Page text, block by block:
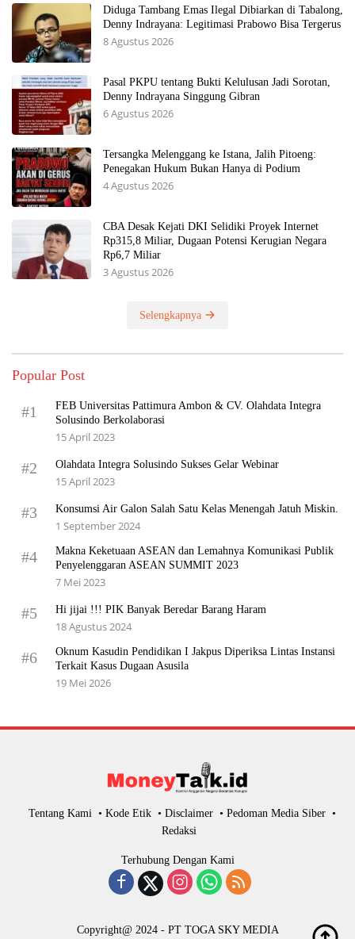
Diduga Tambang Emas Ilegal Dibiarkan di Tabalong,
Denny Indrayana: Legitimasi Prabowo Bisa Tergerus
8 Agustus 2026
Pasal PKPU tentang Bukti Kelulusan Jadi Sorotan,
Denny Indrayana Singgung Gibran
6 Agustus 2026
Tersangka Melenggang ke Istana, Jalih Pitoeng:
Penegakan Hukum Bukan Hanya di Podium
4 Agustus 2026
CBA Desak Kejati DKI Selidiki Proyek Internet
Rp315,8 Miliar, Dugaan Potensi Kerugian Negara
Rp6,7 Miliar
3 Agustus 2026
Selengkapnya
Popular Post
#1
FEB Universitas Pattimura Ambon & CV. Olahdata Integra
Solusindo Berkolaborasi
15 April 2023
#2 Olahdata Integra Solusindo Sukses Gelar Webinar
15 April 2023
#3 Konsumsi Air Galon Salah Satu Kelas Menengah Jatuh Miskin.
1 September 2024
#4
Makna Keketuaan ASEAN dan Lemahnya Komunikasi Publik
Penyelenggaran ASEAN SUMMIT 2023
7 Mei 2023
#5 Hi jijai !!! PIK Banyak Beredar Barang Haram
18 Agustus 2024
#6
Oknum Kasudin Pendidikan I Jakpus Diperiksa Lintas Instansi
Terkait Kasus Dugaan Asusila
19 Mei 2026
Tentang Kami Kode Etik Disclaimer
Pedoman Media Siber
Redaksi
Terhubung Dengan Kami
Copyright@ 2024 - PT TOGA SKY MEDIA